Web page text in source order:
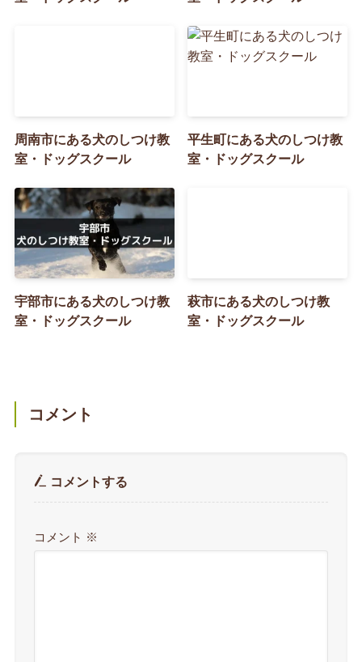
周南市にある犬のしつけ教
室・ドッグスクール
平生町にある犬のしつけ教
室・ドッグスクール
宇部市にある犬のしつけ教
室・ドッグスクール
萩市にある犬のしつけ教
室・ドッグスクール
コメント
コメントする
コメント ※